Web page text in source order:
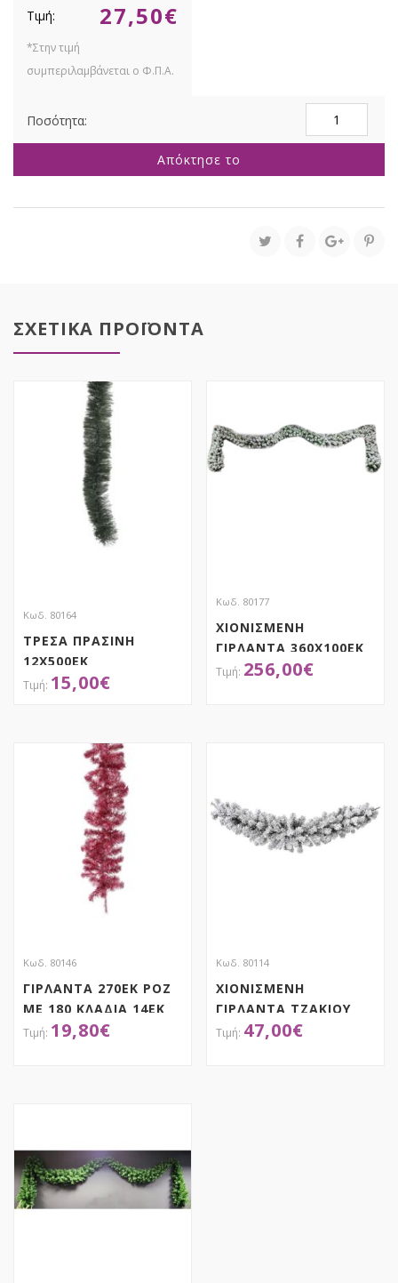
27,50€
180ΕΚ
ΜΕ
ΜΠΑΛΕΣ
ποσότητα
Απόκτησε το
ΣΧΕΤΙΚΑ ΠΡΟΪΟΝΤΑ
Κωδ. 80164
ΤΡΕΣΑ ΠΡΑΣΙΝΗ
12Χ500ΕΚ
15,00€
Κωδ. 80177
ΧΙΟΝΙΣΜΕΝΗ
ΓΙΡΛΑΝΤΑ 360Χ100ΕΚ
ΘΕΑΤΡΙΚΟΥ ΣΚΗΝΙΚΟΥ
256,00€
Κωδ. 80146
ΓΙΡΛΑΝΤΑ 270ΕΚ ΡΟΖ
ΜΕ 180 ΚΛΑΔΙΑ 14ΕΚ
PVC 100%
19,80€
Κωδ. 80114
ΧΙΟΝΙΣΜΕΝΗ
ΓΙΡΛΑΝΤΑ ΤΖΑΚΙΟΥ
120ΕΚ47,00€